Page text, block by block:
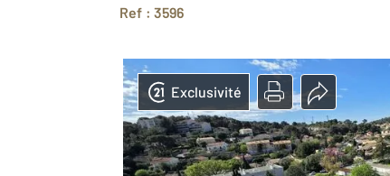
Ref : 3596
Exclusivité